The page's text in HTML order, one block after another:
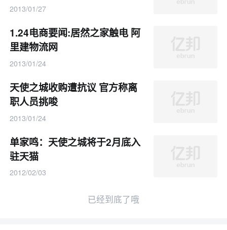
2013/01/27
1.24电商要闻:居然之家触电 阿
里建物流网
2013/01/24
天使之城收购遭抗议 官方称离
职人员挑唆
2013/01/24
单家鸣：天使之城将于2月底入
驻天猫
2012/02/03
已经到底了哦